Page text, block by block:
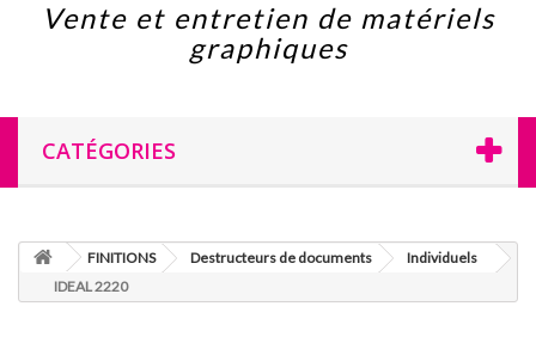
Vente et entretien de matériels
graphiques
CATÉGORIES
FINITIONS Destructeurs de documents
Individuels
IDEAL 2220